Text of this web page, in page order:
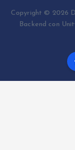
Copyright © 2026
Backend con